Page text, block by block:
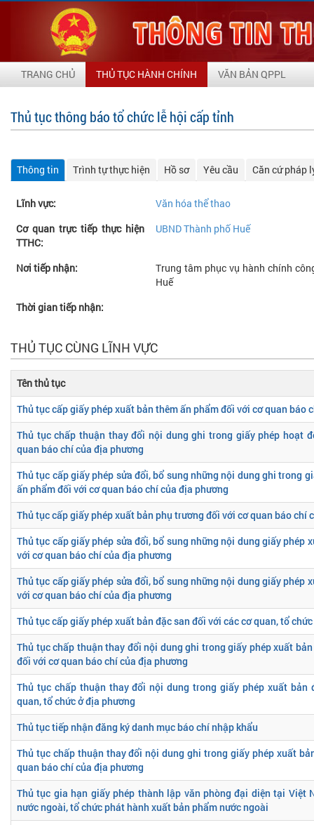
TRANG CHỦ THỦ TỤC HÀNH CHÍNH VĂN BẢN QPPL
Thủ tục thông báo tổ chức lễ hội cấp tỉnh
Thông tin Trình tự thực hiện Hồ sơ Yêu cầu Căn cứ pháp
Lĩnh vực:
Văn hóa thể thao
Cơ quan trực tiếp thực hiện
TTHC:
UBND Thành phố Huế
Nơi tiếp nhận:
Trung tâm phục vụ hành chính
Huế
Thời gian tiếp nhận:
THỦ TỤC CÙNG LĨNH VỰC
Tên thủ tục
Thủ tục cấp giấy phép xuất bản thêm ấn phẩm đối với cơ quan báo
Thủ tục chấp thuận thay đổi nội dung ghi trong giấy phép hoạt
quan báo chí của địa phương
Thủ tục cấp giấy phép sửa đổi, bổ sung những nội dung ghi trong
ấn phẩm đối với cơ quan báo chí của địa phương
Thủ tục cấp giấy phép xuất bản phụ trương đối với cơ quan báo chí
Thủ tục cấp giấy phép sửa đổi, bổ sung những nội dung giấy phép
với cơ quan báo chí của địa phương
Thủ tục cấp giấy phép sửa đổi, bổ sung những nội dung giấy phép
với cơ quan báo chí của địa phương
Thủ tục cấp giấy phép xuất bản đặc san đối với các cơ quan, tổ
Thủ tục chấp thuận thay đổi nội dung ghi trong giấy phép xuất
đối với cơ quan báo chí của địa phương
Thủ tục chấp thuận thay đổi nội dung trong giấy phép xuất bản
quan, tổ chức ở địa phương
Thủ tục tiếp nhận đăng ký danh mục báo chí nhập khẩu
Thủ tục chấp thuận thay đổi nội dung ghi trong giấy phép xuất
quan báo chí của địa phương
Thủ tục gia hạn giấy phép thành lập văn phòng đại diện tại Việt
nước ngoài, tổ chức phát hành xuất bản phẩm nước ngoài